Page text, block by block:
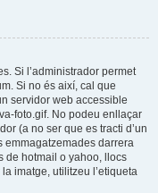
Si l’administrador permet
Si no és així, cal que
servidor web accessible
foto.gif. No podeu enllaçar
(a no ser que es tracti d’un
darrera
de hotmail o yahoo, llocs
imatge, utilitzeu l’etiqueta